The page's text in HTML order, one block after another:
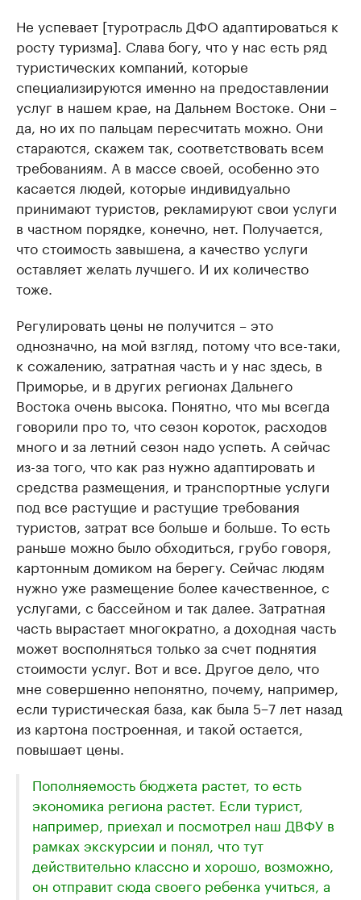
Не успевает [туротрасль ДФО адаптироваться к
росту туризма]. Слава богу, что у нас есть ряд
туристических компаний, которые
специализируются именно на предоставлении
услуг в нашем крае, на Дальнем Востоке. Они –
да, но их по пальцам пересчитать можно. Они
стараются, скажем так, соответствовать всем
требованиям. А в массе своей, особенно это
касается людей, которые индивидуально
принимают туристов, рекламируют свои услуги
в частном порядке, конечно, нет. Получается,
что стоимость завышена, а качество услуги
оставляет желать лучшего. И их количество
тоже.
Регулировать цены не получится – это
однозначно, на мой взгляд, потому что все-таки,
к сожалению, затратная часть и у нас здесь, в
Приморье, и в других регионах Дальнего
Востока очень высока. Понятно, что мы всегда
говорили про то, что сезон короток, расходов
много и за летний сезон надо успеть. А сейчас
из-за того, что как раз нужно адаптировать и
средства размещения, и транспортные услуги
под все растущие и растущие требования
туристов, затрат все больше и больше. То есть
раньше можно было обходиться, грубо говоря,
картонным домиком на берегу. Сейчас людям
нужно уже размещение более качественное, с
услугами, с бассейном и так далее. Затратная
часть вырастает многократно, а доходная часть
может восполняться только за счет поднятия
стоимости услуг. Вот и все. Другое дело, что
мне совершенно непонятно, почему, например,
если туристическая база, как была 5−7 лет назад
из картона построенная, и такой остается,
повышает цены.
Пополняемость бюджета растет, то есть
экономика региона растет. Если турист,
например, приехал и посмотрел наш ДВФУ в
рамках экскурсии и понял, что тут
действительно классно и хорошо, возможно,
он отправит сюда своего ребенка учиться, а